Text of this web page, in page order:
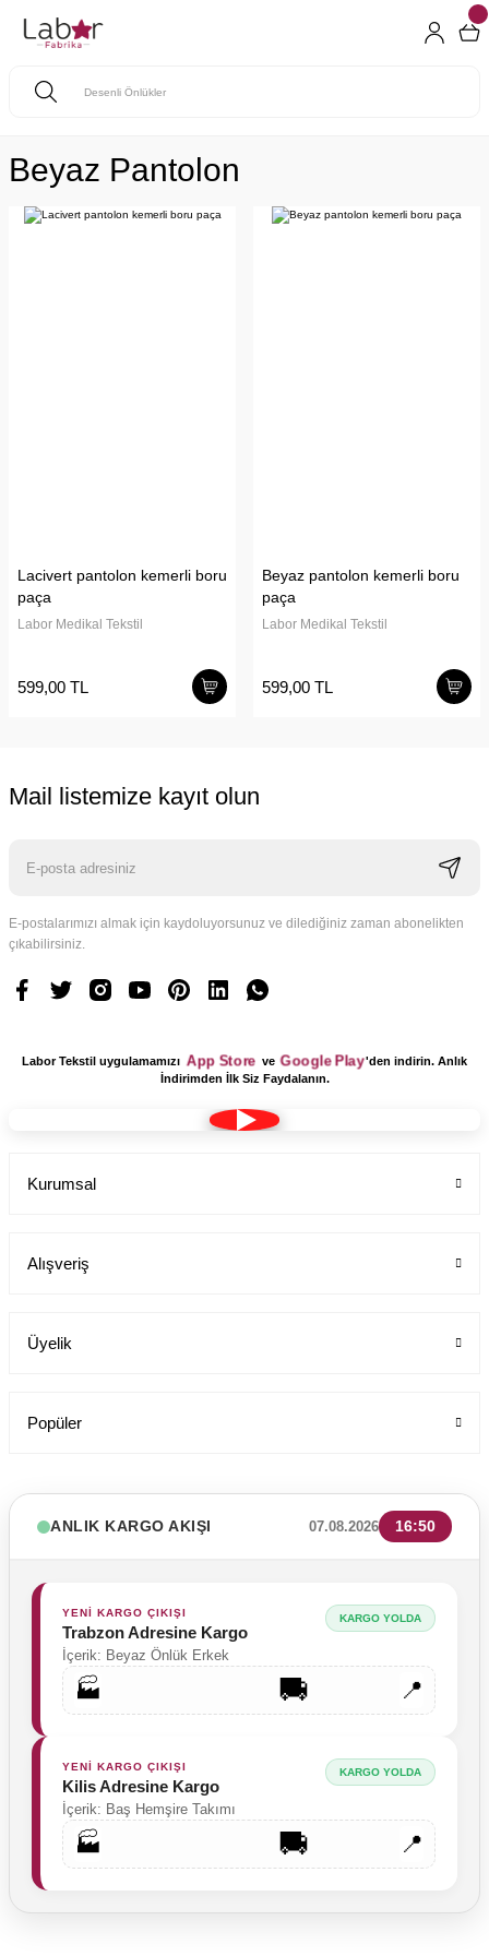
Beyaz Pantolon
Lacivert pantolon kemerli boru
paça
Labor Medikal Tekstil
599,00 TL
Beyaz pantolon kemerli boru
paça
Labor Medikal Tekstil
599,00 TL
Mail listemize kayıt olun
E-postalarımızı almak için kaydoluyorsunuz ve dilediğiniz zaman abonelikten
çıkabilirsiniz.
Labor Tekstil uygulamamızı App Store ve Google Play 'den indirin. Anlık
İndirimden İlk Siz Faydalanın.
Kurumsal
Alışveriş
Üyelik
Popüler
ANLIK KARGO AKIŞI 07.08.2026 16:50
YENİ KARGO ÇIKIŞI
Trabzon Adresine Kargo
İçerik: Beyaz Önlük Erkek
KARGO YOLDA
🏭 🚚 📍
YENİ KARGO ÇIKIŞI
Kilis Adresine Kargo
İçerik: Baş Hemşire Takımı
KARGO YOLDA
🏭 🚚 📍